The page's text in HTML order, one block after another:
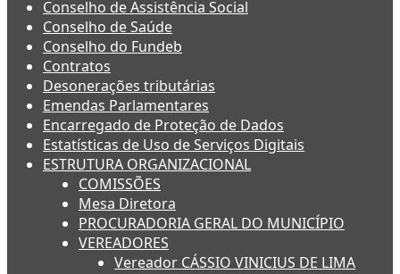
Conselho de Assistência Social
Conselho de Saúde
Conselho do Fundeb
Contratos
Desonerações tributárias
Emendas Parlamentares
Encarregado de Proteção de Dados
Estatísticas de Uso de Serviços Digitais
ESTRUTURA ORGANIZACIONAL
COMISSÕES
Mesa Diretora
PROCURADORIA GERAL DO MUNICÍPIO
VEREADORES
Vereador CÁSSIO VINICIUS DE LIMA